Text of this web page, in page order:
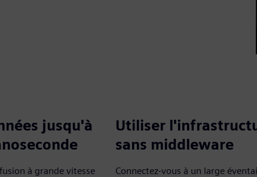
jusqu'à
à grande vitesse
Utiliser
sans middleware
Connectez-vous à un large